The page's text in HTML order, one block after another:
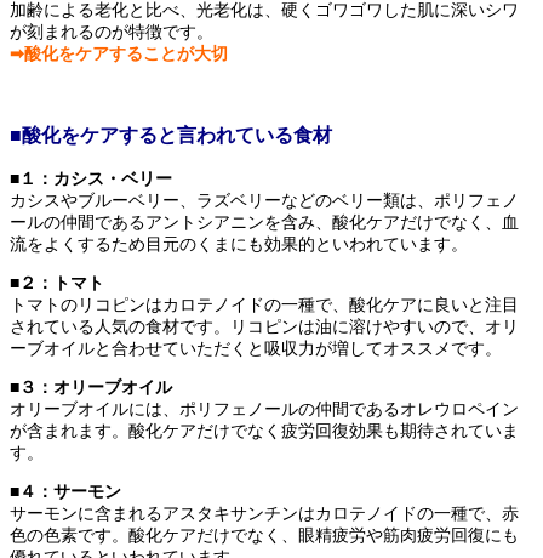
加齢による老化と比べ、光老化は、硬くゴワゴワした肌に深いシワ
が刻まれるのが特徴です。
➡酸化をケアすることが大切
■酸化をケアすると言われている食材
■１：カシス・ベリー
カシスやブルーベリー、ラズベリーなどのベリー類は、ポリフェノ
ールの仲間であるアントシアニンを含み、酸化ケアだけでなく、血
流をよくするため目元のくまにも効果的といわれています。
■２：トマト
トマトのリコピンはカロテノイドの一種で、酸化ケアに良いと注目
されている人気の食材です。リコピンは油に溶けやすいので、オリ
ーブオイルと合わせていただくと吸収力が増してオススメです。
■３：オリーブオイル
オリーブオイルには、ポリフェノールの仲間であるオレウロペイン
が含まれます。酸化ケアだけでなく疲労回復効果も期待されていま
す。
■４：サーモン
サーモンに含まれるアスタキサンチンはカロテノイドの一種で、赤
色の色素です。酸化ケアだけでなく、眼精疲労や筋肉疲労回復にも